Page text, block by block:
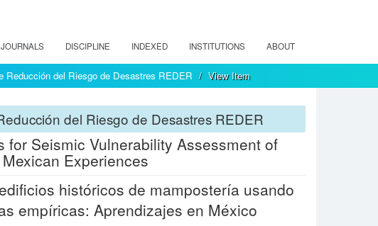
JOURNALS DISCIPLINE INDEXED INSTITUTIONS ABOUT
Reducción del Riesgo de Desastres REDER View Item
del Riesgo de Desastres REDER
Seismic Vulnerability Assessment of
Experiences
históricos de mampostería usando
empíricas: Aprendizajes en México